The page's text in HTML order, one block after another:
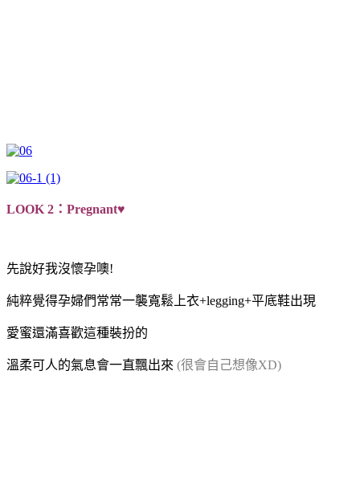
LOOK 2：Pregnant♥
先說好我沒懷孕噢!
純粹覺得孕婦們常常一襲寬鬆上衣+legging+平底鞋出現
愛蜜還滿喜歡這種裝扮的
溫柔可人的氣息會一直飄出來 (很會自己想像XD)